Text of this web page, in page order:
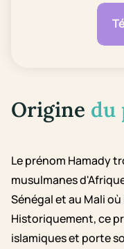
Origine du
Le prénom Hamady
musulmanes
Sénégal et au Mali
Historiquement, ce
islamiques et porte